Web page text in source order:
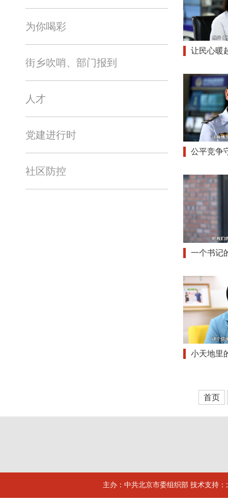
为你喝彩
街乡吹哨、部门报到
人才
党建进行时
社区防控
让民心暖
公平竞争
一个书记
小天地里
首页
主办：中共北京市委组织部 技术支持